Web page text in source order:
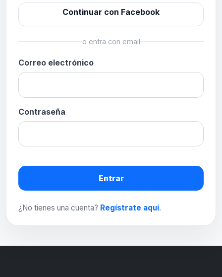
Continuar con Facebook
o entra con email
Correo electrónico
Contraseña
Entrar
¿No tienes una cuenta? Regístrate aquí.